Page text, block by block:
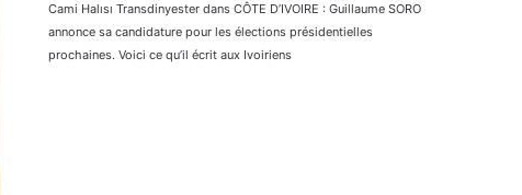
Cami Halısı Transdinyester dans CÔTE D’IVOIRE : Guillaume SORO
annonce sa candidature pour les élections présidentielles
prochaines. Voici ce qu’il écrit aux Ivoiriens